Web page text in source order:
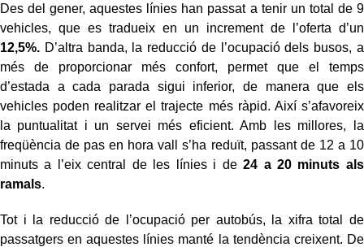
Des del gener, aquestes línies han passat a tenir un total de 9
vehicles, que es tradueix en un increment de l’oferta d’un
12,5%. D’altra banda, la reducció de l’ocupació dels busos, a
més de proporcionar més confort, permet que el temps
d’estada a cada parada sigui inferior, de manera que els
vehicles poden realitzar el trajecte més ràpid. Així s’afavoreix
la puntualitat i un servei més eficient. Amb les millores, la
freqüència de pas en hora vall s’ha reduït, passant de 12 a 10
minuts a l’eix central de les línies i de24 a 20 minuts als
ramals.
Tot i la reducció de l’ocupació per autobús, la xifra total de
passatgers en aquestes línies manté la tendència creixent. De